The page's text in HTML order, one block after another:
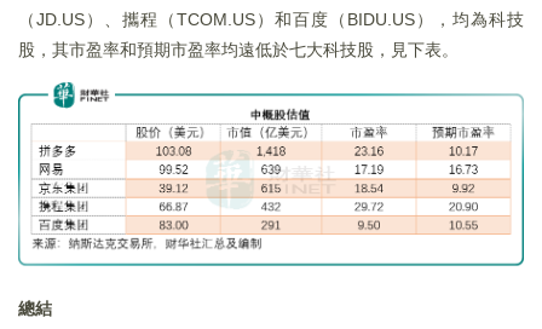
（JD.US）、攜程（TCOM.US）和百度（BIDU.US），均為科技
股，其市盈率和預期市盈率均遠低於七大科技股，見下表。
總結